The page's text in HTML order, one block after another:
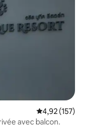
Évaluation
4,92 (157)
avec balcon.